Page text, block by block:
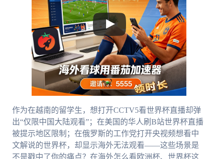
作为在越南的留学生，想打开CCTV5看世界杯直播却弹
出“仅限中国大陆观看”；在美国的华人刷B站世界杯直播
被提示地区限制；在俄罗斯的工作党打开央视频想看中
文解说的世界杯，却显示海外无法观看——这些场景是
不是戳中了你的痛点？在海外怎么看欧洲杯、世界杯这